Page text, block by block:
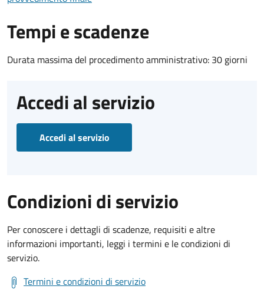
Tempi e scadenze
Durata massima del procedimento amministrativo: 30 giorni
Accedi al servizio
Accedi al servizio
Condizioni di servizio
Per conoscere i dettagli di scadenze, requisiti e altre
informazioni importanti, leggi i termini e le condizioni di
servizio.
Termini e condizioni di servizio